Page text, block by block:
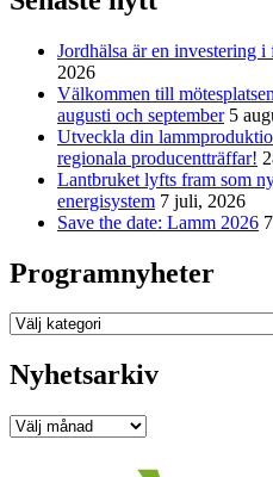
Jordhälsa är en investering
2026
Välkommen till
augusti och september 5
Utveckla din
regionala producentträffar!
Lantbruket lyfts fram som
energisystem 7 juli, 2026
Save the date: Lamm 2026
Programnyheter
Programnyheter
Nyhetsarkiv
Nyhetsarkiv